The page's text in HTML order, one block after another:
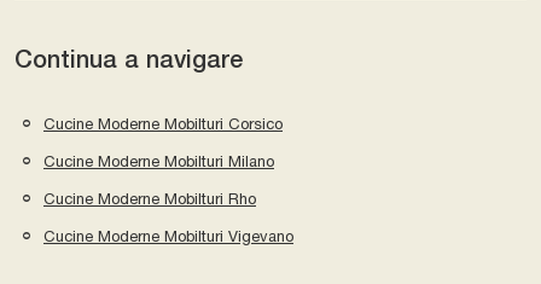
Continua a navigare
Cucine Moderne Mobilturi Corsico
Cucine Moderne Mobilturi Milano
Cucine Moderne Mobilturi Rho
Cucine Moderne Mobilturi Vigevano